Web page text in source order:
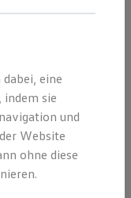
eine
indem sie
und
Website
ohne diese